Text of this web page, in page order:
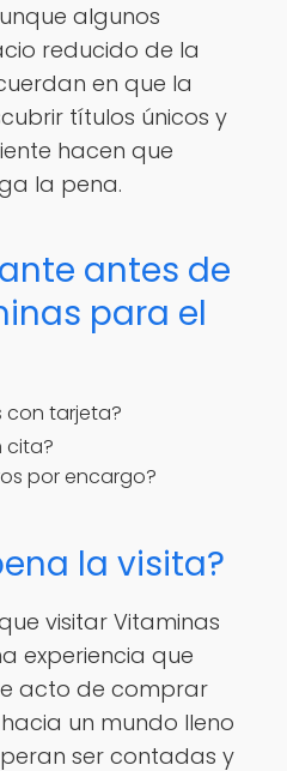
algunos
reducido de la
en que la
títulos únicos y
hacen que
la pena.
antes de
para el
con tarjeta?
cita?
por encargo?
la visita?
visitar Vitaminas
experiencia que
acto de comprar
hacia un mundo lleno
ser contadas y